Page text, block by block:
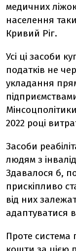
медичних
населення
Кривий Ріг.
Усі ці засоби
податків не
укладання
2022 році
Засоби
людям з
Здавалося б,
прискіпливо
від них
адаптуватися в
Проте система